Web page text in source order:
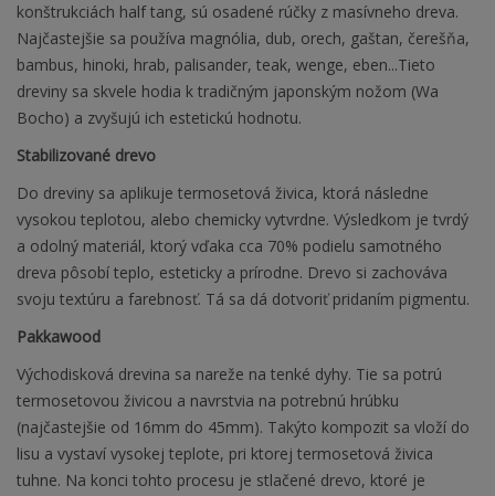
konštrukciách half tang, sú osadené rúčky z masívneho dreva.
Najčastejšie sa používa magnólia, dub, orech, gaštan, čerešňa,
bambus, hinoki, hrab, palisander, teak, wenge, eben...Tieto
dreviny sa skvele hodia k tradičným japonským nožom (Wa
Bocho) a zvyšujú ich estetickú hodnotu.
Stabilizované drevo
Do dreviny sa aplikuje termosetová živica, ktorá následne
vysokou teplotou, alebo chemicky vytvrdne. Výsledkom je tvrdý
a odolný materiál, ktorý vďaka cca 70% podielu samotného
dreva pôsobí teplo, esteticky a prírodne. Drevo si zachováva
svoju textúru a farebnosť. Tá sa dá dotvoriť pridaním pigmentu.
Pakkawood
Východisková drevina sa nareže na tenké dyhy. Tie sa potrú
termosetovou živicou a navrstvia na potrebnú hrúbku
(najčastejšie od 16mm do 45mm). Takýto kompozit sa vloží do
lisu a vystaví vysokej teplote, pri ktorej termosetová živica
tuhne. Na konci tohto procesu je stlačené drevo, ktoré je